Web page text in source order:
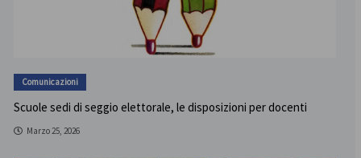
Comunicazioni
Scuole sedi di seggio elettorale, le disposizioni per docenti
Marzo 25, 2026